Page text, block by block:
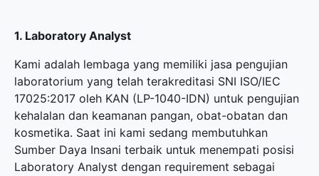
1. Laboratory Analyst
Kami adalah lembaga yang memiliki jasa pengujian
laboratorium yang telah terakreditasi SNI ISO/IEC
17025:2017 oleh KAN (LP-1040-IDN) untuk pengujian
kehalalan dan keamanan pangan, obat-obatan dan
kosmetika. Saat ini kami sedang membutuhkan
Sumber Daya Insani terbaik untuk menempati posisi
Laboratory Analyst dengan requirement sebagai